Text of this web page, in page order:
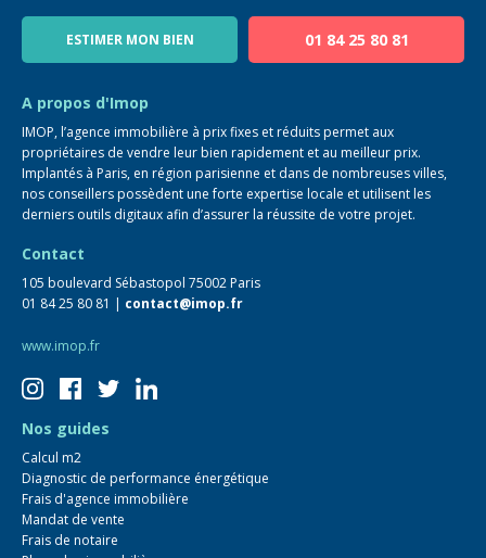
Blog
ESTIMER MON BIEN 01 84 25 80 81
A propos d'Imop
IMOP, l’agence immobilière à prix fixes et réduits permet aux
propriétaires de vendre leur bien rapidement et au meilleur prix.
Implantés à Paris, en région parisienne et dans de nombreuses villes,
nos conseillers possèdent une forte expertise locale et utilisent les
derniers outils digitaux afin d’assurer la réussite de votre projet.
Contact
105 boulevard Sébastopol 75002 Paris
01 84 25 80 81 | contact@imop.fr
www.imop.fr
Nos guides
Calcul m2
Diagnostic de performance énergétique
Frais d'agence immobilière
Mandat de vente
Frais de notaire